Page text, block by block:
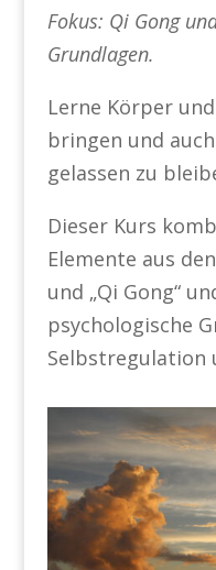
Fokus: Qi Gong
Grundlagen.
Lerne Körper
bringen und
gelassen zu
Dieser Kurs
Elemente aus
und „Qi Gong“
psychologische
Selbstregulation